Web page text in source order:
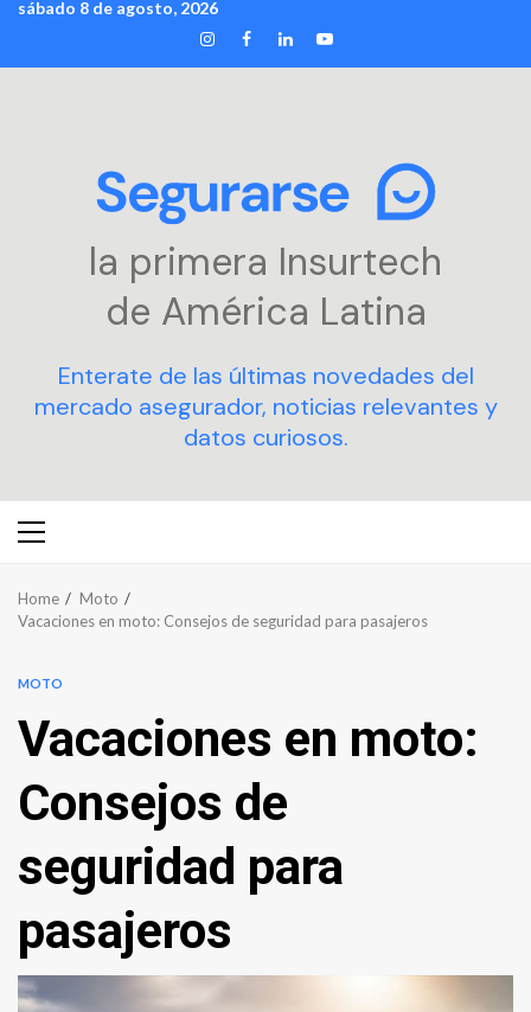
Skip
content
sábado 8 de agosto, 2026
INSTAGRAM
FACEBOOK
LINKEDIN
YOUTUBE
la primera Insurtech
de América Latina
Enterate de las últimas novedades del
mercado asegurador, noticias relevantes y
datos curiosos.
Primary
Home
Moto
Vacaciones en moto: Consejos de seguridad para pasajeros
MOTO
Vacaciones en moto:
Consejos de
seguridad para
pasajeros